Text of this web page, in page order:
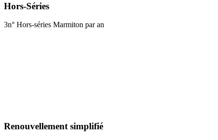
Hors-Séries
3n° Hors-séries Marmiton par an
Renouvellement simplifié